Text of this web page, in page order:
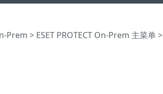
Prem > ESET PROTECT On-Prem 主菜单>